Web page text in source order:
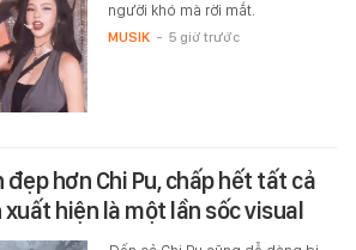
người khó mà rời mắt.
MUSIK - 5 giờ trước
đẹp hơn Chi Pu, chấp hết tất cả
xuất hiện là một lần sốc visual